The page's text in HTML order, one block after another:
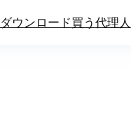
ダウンロード買う 代理人